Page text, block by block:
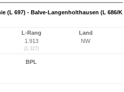
(L 697) - Balve-Langenholthausen (L 686/K
L-Rang
1.913
(1.327)
Land
NW
BPL